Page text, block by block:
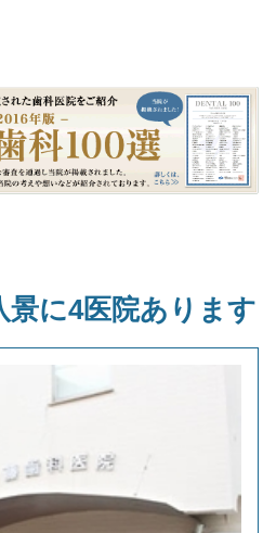
生労働省より新たな指針
た医療機関でのキャンセ
なりました。
切な診療体制を維持する
供し、地域の皆様に最善
ております。皆様が円滑
のルールへのご理解とご
す。
はお早めにお知らせくだ
景に4医院あります